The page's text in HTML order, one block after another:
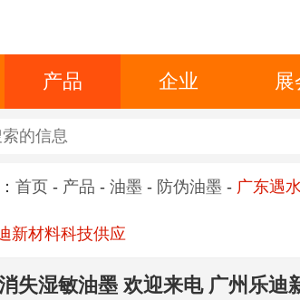
产品 企业 展
首页 - 产品 - 油墨 - 防伪油墨 - 广东遇
新材料科技供应
失湿敏油墨 欢迎来电 广州乐迪